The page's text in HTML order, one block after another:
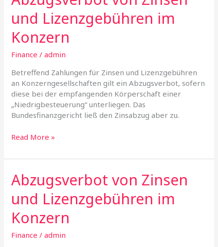
und Lizenzgebühren im
Konzern
Finance /admin
Betreffend Zahlungen für Zinsen und Lizenzgebühren
an Konzerngesellschaften gilt ein Abzugsverbot, sofern
diese bei der empfangenden Körperschaft einer
„Niedrigbesteuerung“ unterliegen. Das
Bundesfinanzgericht ließ den Zinsabzug aber zu.
von
Zinsen
und
Lizenzgebühren
Konzern
Read More »
Abzugsverbot von Zinsen
und Lizenzgebühren im
Konzern
Finance /admin
Abzugsverbot
von
Zinsen
und
Lizenzgebühren
Konzern